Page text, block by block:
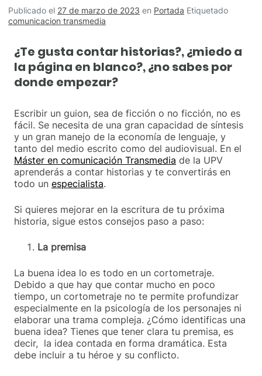
Publicado el 27 de marzo de 2023 en Portada Etiquetado
comunicacion transmedia
¿Te gusta contar historias?, ¿miedo a
la página en blanco?, ¿no sabes por
donde empezar?
Escribir un guion, sea de ficción o no ficción, no es
fácil. Se necesita de una gran capacidad de síntesis
y un gran manejo de la economía de lenguaje, y
tanto del medio escrito como del audiovisual. En el
Máster en comunicación Transmedia de la UPV
aprenderás a contar historias y te convertirás en
todo un especialista.
Si quieres mejorar en la escritura de tu próxima
historia, sigue estos consejos paso a paso:
La premisa
La buena idea lo es todo en un cortometraje.
Debido a que hay que contar mucho en poco
tiempo, un cortometraje no te permite profundizar
especialmente en la psicología de los personajes ni
elaborar una trama compleja. ¿Cómo identificas una
buena idea? Tienes que tener clara tu premisa, es
decir, la idea contada en forma dramática. Esta
debe incluir a tu héroe y su conflicto.